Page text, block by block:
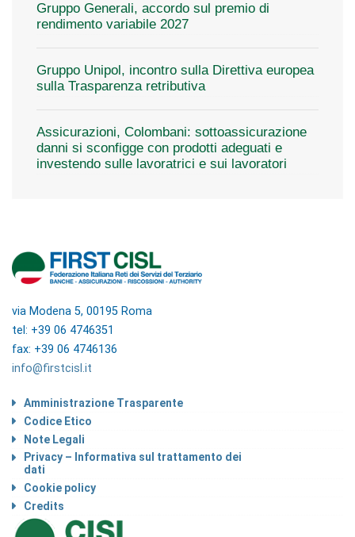
Gruppo Generali, accordo sul premio di
rendimento variabile 2027
Gruppo Unipol, incontro sulla Direttiva europea
sulla Trasparenza retributiva
Assicurazioni, Colombani: sottoassicurazione
danni si sconfigge con prodotti adeguati e
investendo sulle lavoratrici e sui lavoratori
via Modena 5, 00195 Roma
tel: +39 06 4746351
fax: +39 06 4746136
info@firstcisl.it
Amministrazione Trasparente
Codice Etico
Note Legali
Privacy – Informativa sul trattamento dei
dati
Cookie policy
Credits